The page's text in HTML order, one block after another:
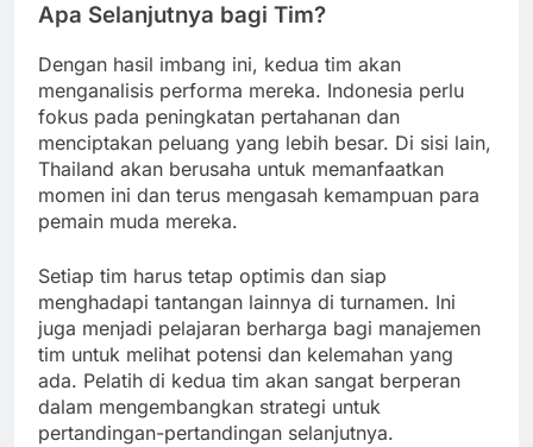
Apa Selanjutnya bagi Tim?
Dengan hasil imbang ini, kedua tim akan
menganalisis performa mereka. Indonesia perlu
fokus pada peningkatan pertahanan dan
menciptakan peluang yang lebih besar. Di sisi lain,
Thailand akan berusaha untuk memanfaatkan
momen ini dan terus mengasah kemampuan para
pemain muda mereka.
Setiap tim harus tetap optimis dan siap
menghadapi tantangan lainnya di turnamen. Ini
juga menjadi pelajaran berharga bagi manajemen
tim untuk melihat potensi dan kelemahan yang
ada. Pelatih di kedua tim akan sangat berperan
dalam mengembangkan strategi untuk
pertandingan-pertandingan selanjutnya.